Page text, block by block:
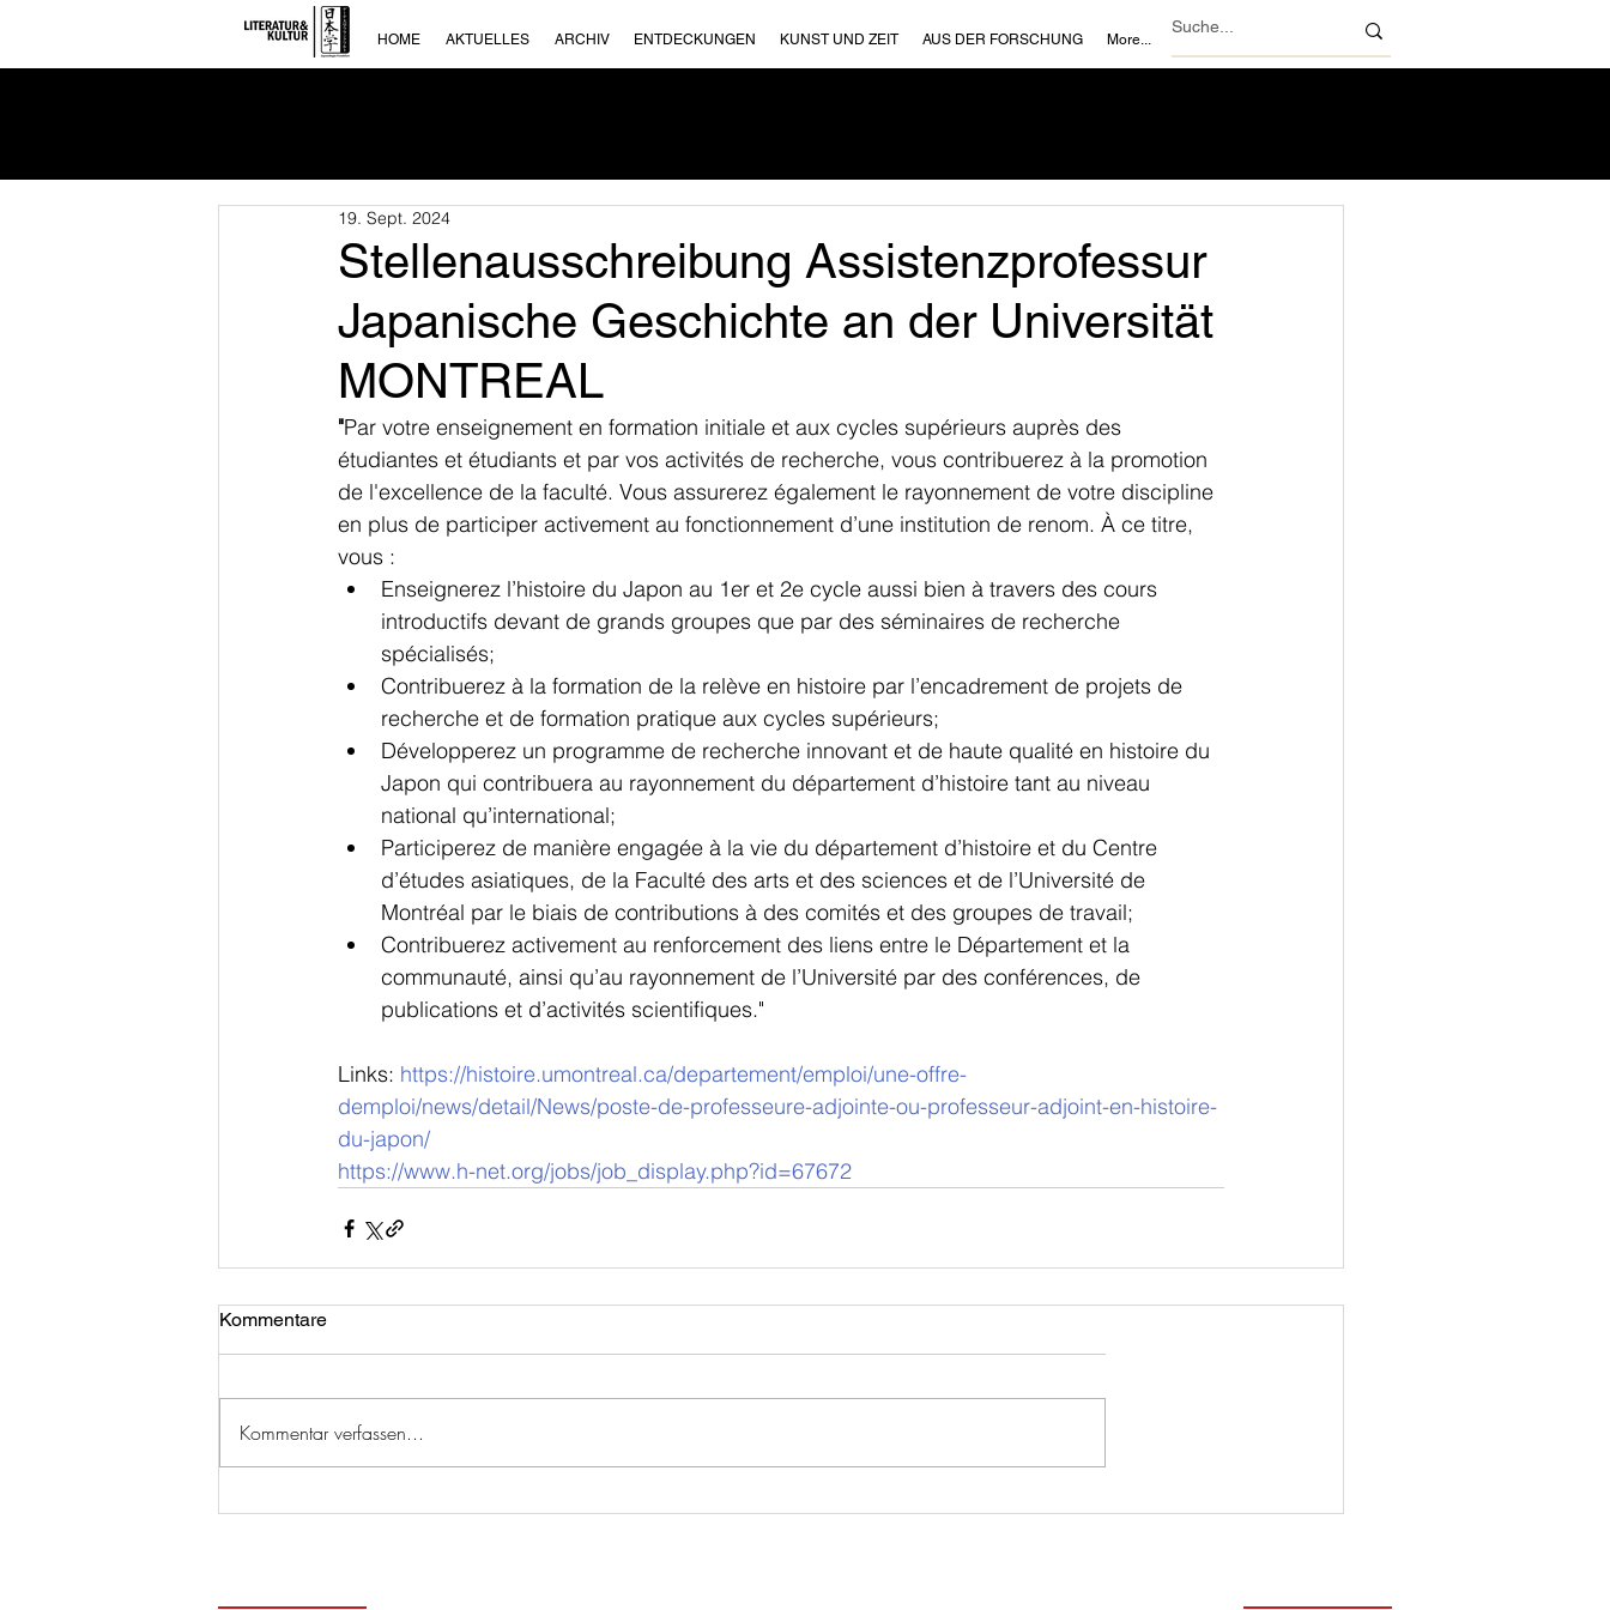
HOME AKTUELLES ARCHIV ENTDECKUNGEN KUNST UND ZEIT AUS DER FORSCHUNG More...
Stellenausschreibung Assistenzprofessur
Japanische Geschichte an der Universität
MONTREAL
19. Sept. 2024
"Par votre enseignement en formation initiale et aux cycles supérieurs auprès des
étudiantes et étudiants et par vos activités de recherche, vous contribuerez à la promotion
de l'excellence de la faculté. Vous assurerez également le rayonnement de votre discipline
en plus de participer activement au fonctionnement d’une institution de renom. À ce titre,
vous :
Enseignerez l’histoire du Japon au 1er et 2e cycle aussi bien à travers des cours
introductifs devant de grands groupes que par des séminaires de recherche
spécialisés;
Contribuerez à la formation de la relève en histoire par l’encadrement de projets de
recherche et de formation pratique aux cycles supérieurs;
Développerez un programme de recherche innovant et de haute qualité en histoire du
Japon qui contribuera au rayonnement du département d’histoire tant au niveau
national qu’international;
Participerez de manière engagée à la vie du département d’histoire et du Centre
d’études asiatiques, de la Faculté des arts et des sciences et de l’Université de
Montréal par le biais de contributions à des comités et des groupes de travail;
Contribuerez activement au renforcement des liens entre le Département et la
communauté, ainsi qu’au rayonnement de l’Université par des conférences, de
publications et d’activités scientifiques."
Links: https://histoire.umontreal.ca/departement/emploi/une-offre-
demploi/news/detail/News/poste-de-professeure-adjointe-ou-professeur-adjoint-en-histoire-
du-japon/
https://www.h-net.org/jobs/job_display.php?id=67672
Kommentare
Kommentar verfassen...